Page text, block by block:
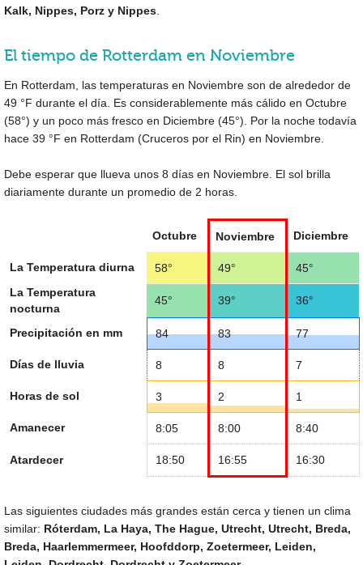
Kalk, Nippes, Porz y Nippes
El tiempo de Rotterdam en Noviembre
En Rotterdam, las temperaturas en Noviembre son de alrededor de
49 °F durante el día. Es considerablemente más cálido en Octubre
(58°) y un poco más fresco en Diciembre (45°). Por la noche todavía
hace 39 °F en Rotterdam (Cruceros por el Rin) en Noviembre.
Debe esperar que llueva unos 8 días en Noviembre. El sol brilla
diariamente durante un promedio de 2 horas.
Octubre Noviembre Diciembre
La Temperatura diurna 58° 49°
45°
La Temperatura
nocturna
45° 39° 36°
Precipitación en mm 84 83 77
Días de lluvia 8 8 7
Horas de sol 3 2 1
Amanecer 8:05 8:00 8:40
Atardecer 18:50 16:55 16:30
Las siguientes ciudades más grandes están cerca y tienen un clima
similar: Róterdam, La Haya, The Hague, Utrecht, Utrecht, Breda,
Breda, Haarlemmermeer, Hoofddorp, Zoetermeer, Leiden,